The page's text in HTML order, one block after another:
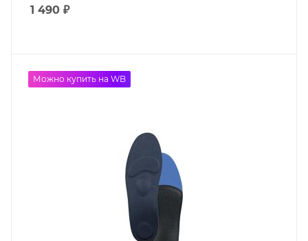
1 490 ₽
Можно купить на WB